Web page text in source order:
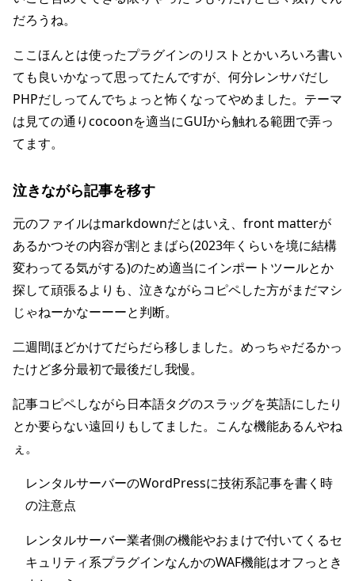
だろうね。
ここほんとは使ったプラグインのリストとかいろいろ書い
ても良いかなって思ってたんですが、何分レンサバだし
PHPだしってんでちょっと怖くなってやめました。テーマ
は見ての通りcocoonを適当にGUIから触れる範囲で弄っ
てます。
泣きながら記事を移す
元のファイルはmarkdownだとはいえ、front matterが
あるかつその内容が割とまばら(2023年くらいを境に結構
変わってる気がする)のため適当にインポートツールとか
探して頑張るよりも、泣きながらコピペした方がまだマシ
じゃねーかなーーーと判断。
二週間ほどかけてだらだら移しました。めっちゃだるかっ
たけど多分最初で最後だし我慢。
記事コピペしながら日本語タグのスラッグを英語にしたり
とか要らない遠回りもしてました。こんな機能あるんやね
ぇ。
レンタルサーバーのWordPressに技術系記事を書く時
の注意点
レンタルサーバー業者側の機能やおまけで付いてくるセ
キュリティ系プラグインなんかのWAF機能はオフっとき